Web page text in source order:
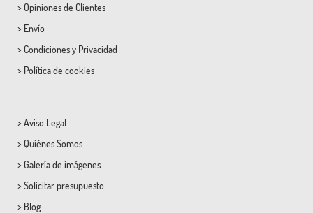
> Opiniones de Clientes
> Envío
> Condicionesy Privacidad
> Política de cookies
> Aviso Legal
> Quiénes Somos
> Galería de imágenes
> Solicitar presupuesto
> Blog